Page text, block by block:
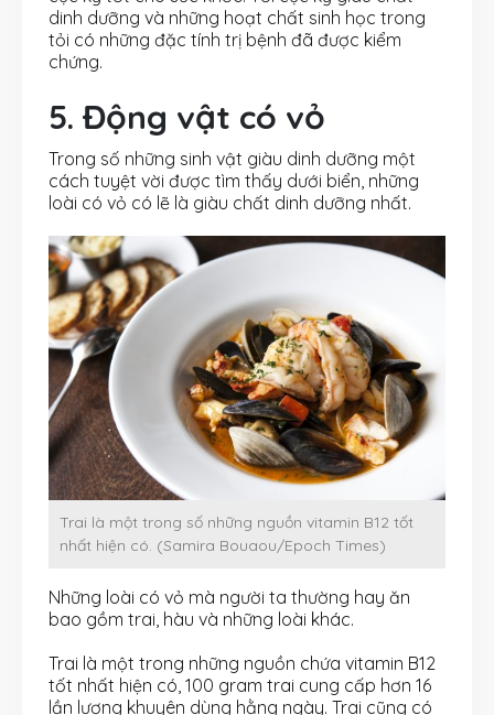
dinh dưỡng và những hoạt chất sinh học trong
tỏi có những đặc tính trị bệnh đã được kiểm
chứng.
5. Động vật có vỏ
Trong số những sinh vật giàu dinh dưỡng một
cách tuyệt vời được tìm thấy dưới biển, những
loài có vỏ có lẽ là giàu chất dinh dưỡng nhất.
Trai là một trong số những nguồn vitamin B12 tốt
nhất hiện có. (Samira Bouaou/Epoch Times)
Những loài có vỏ mà người ta thường hay ăn
bao gồm trai, hàu và những loài khác.
Trai là một trong những nguồn chứa vitamin B12
tốt nhất hiện có, 100 gram trai cung cấp hơn 16
lần lượng khuyên dùng hằng ngày. Trai cũng có